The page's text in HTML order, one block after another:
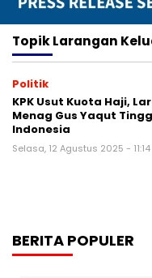
TopikLarangan
Politik
KPK Usut Kuota Haji,
Menag Gus Yaqut
Indonesia
Selasa, 12 Agustus 2025 - 11:14
BERITA POPULER